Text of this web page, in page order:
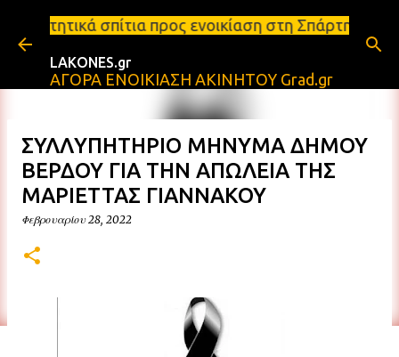
Μετάβαση στο κύριο περιεχόμενο
προς ενοικίαση στη Σπάρτη Ενοικιάσεις
LAKONES.gr
ΑΓΟΡΑ ΕΝΟΙΚΙΑΣΗ ΑΚΙΝΗΤΟΥ Grad.gr
ΣΥΛΛΥΠΗΤΗΡΙΟ ΜΗΝΥΜΑ ΔΗΜΟΥ
ΒΕΡΔΟΥ ΓΙΑ ΤΗΝ ΑΠΩΛΕΙΑ ΤΗΣ
ΜΑΡΙΕΤΤΑΣ ΓΙΑΝΝΑΚΟΥ
Φεβρουαρίου 28, 2022